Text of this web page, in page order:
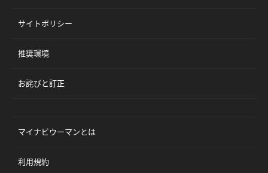
サイトポリシー
推奨環境
お詫びと訂正
マイナビウーマンとは
利用規約